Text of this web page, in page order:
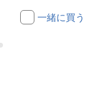
一緒に買う